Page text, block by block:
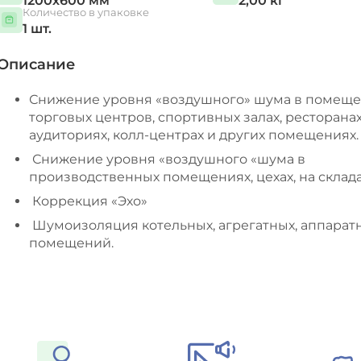
Количество в упаковке
1 шт.
Снижение уровня «воздушного» шума в
торговых центров, спортивных залах,
аудиториях, колл-центрах и других помещениях.
Снижение уровня «воздушного «шума в
производственных помещениях, цехах, на
Коррекция «Эхо»
Шумоизоляция котельных, агрегатных,
помещений.